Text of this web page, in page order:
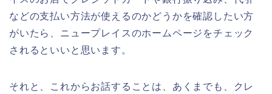
などの支払い方法が使えるのかどうかを確認したい方
がいたら、ニュープレイスのホームページをチェック
されるといいと思います。
それと、これからお話することは、あくまでも、クレ